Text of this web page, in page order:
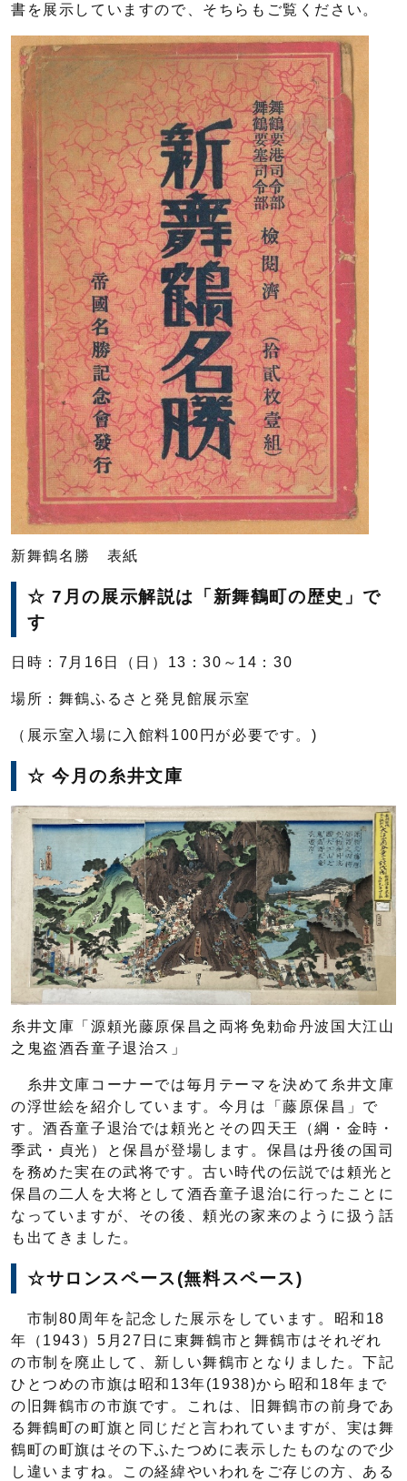
書を展示していますので、そちらもご覧ください。
新舞鶴名勝 表紙
☆ 7月の展示解説は「新舞鶴町の歴史」で
す
日時：7月16日（日）13：30～14：30
場所：舞鶴ふるさと発見館展示室
（展示室入場に入館料100円が必要です。)
☆ 今月の糸井文庫
糸井文庫「源頼光藤原保昌之両将免勅命丹波国大江山
之鬼盗酒呑童子退治ス」
糸井文庫コーナーでは毎月テーマを決めて糸井文庫
の浮世絵を紹介しています。今月は「藤原保昌」で
す。酒呑童子退治では頼光とその四天王（綱・金時・
季武・貞光）と保昌が登場します。保昌は丹後の国司
を務めた実在の武将です。古い時代の伝説では頼光と
保昌の二人を大将として酒呑童子退治に行ったことに
なっていますが、その後、頼光の家来のように扱う話
も出てきました。
☆サロンスペース(無料スペース)
市制80周年を記念した展示をしています。昭和18
年（1943）5月27日に東舞鶴市と舞鶴市はそれぞれ
の市制を廃止して、新しい舞鶴市となりました。下記
ひとつめの市旗は昭和13年(1938)から昭和18年まで
の旧舞鶴市の市旗です。これは、旧舞鶴市の前身であ
る舞鶴町の町旗と同じだと言われていますが、実は舞
鶴町の町旗はその下ふたつめに表示したものなので少
し違いますね。この経緯やいわれをご存じの方、ある